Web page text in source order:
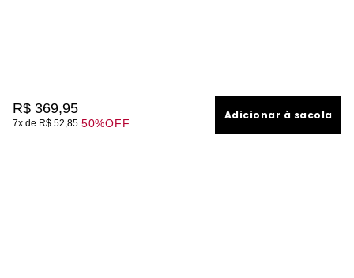
R$ 369,95
7 R$ 52,85 50%OFF
Adicionar à sacola